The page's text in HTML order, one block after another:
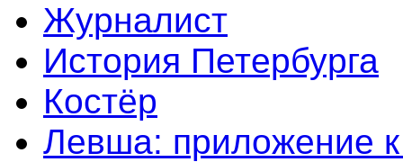
Журналист
История Петербурга
Костёр
Левша: приложение